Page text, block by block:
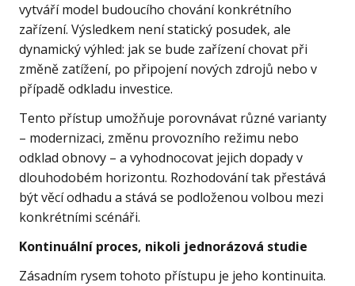
vytváří model budoucího chování konkrétního
zařízení. Výsledkem není statický posudek, ale
dynamický výhled: jak se bude zařízení chovat při
změně zatížení, po připojení nových zdrojů nebo v
případě odkladu investice.
Tento přístup umožňuje porovnávat různé varianty
– modernizaci, změnu provozního režimu nebo
odklad obnovy – a vyhodnocovat jejich dopady v
dlouhodobém horizontu. Rozhodování tak přestává
být věcí odhadu a stává se podloženou volbou mezi
konkrétními scénáři.
Kontinuální proces, nikoli jednorázová studie
Zásadním rysem tohoto přístupu je jeho kontinuita.